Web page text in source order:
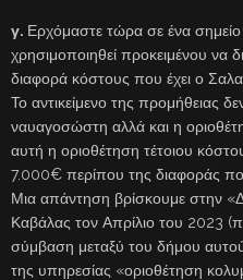
γ. Ερχόμαστε τώρα σε ένα σημείο
χρησιμοποιηθεί προκειμένου να
διαφορά κόστους που έχει ο
Το αντικείμενο της προμήθειας
ναυαγοσώστη αλλά και η
αυτή η οριοθέτηση τέτοιου
7.000€ περίπου της διαφοράς
Μια απάντηση βρίσκουμε στην
Καβάλας τον Απρίλιο του 2023
σύμβαση μεταξύ του δήμου
της υπηρεσίας «οριοθέτηση